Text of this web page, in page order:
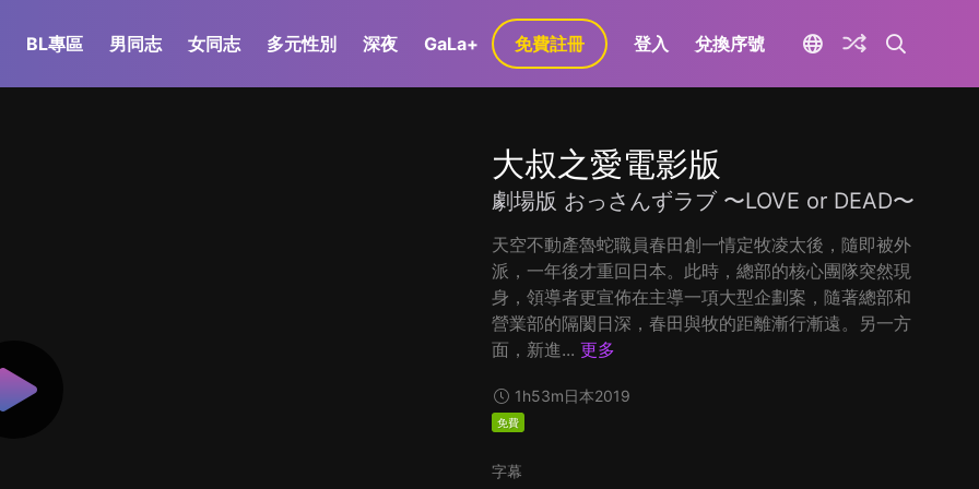
BL專區 男同志 女同志 多元性別 深夜 GaLa+ 免費註冊 登入 兌換序號
大叔之愛電影版
劇場版 おっさんずラブ 〜LOVE or DEAD〜
天空不動產魯蛇職員春田創一情定牧凌太後，隨即被外
派，一年後才重回日本。此時，總部的核心團隊突然現
身，領導者更宣佈在主導一項大型企劃案，隨著總部和
營業部的隔閡日深，春田與牧的距離漸行漸遠。另一方
面，新進... 更多
1h53m日本2019
免費
字幕